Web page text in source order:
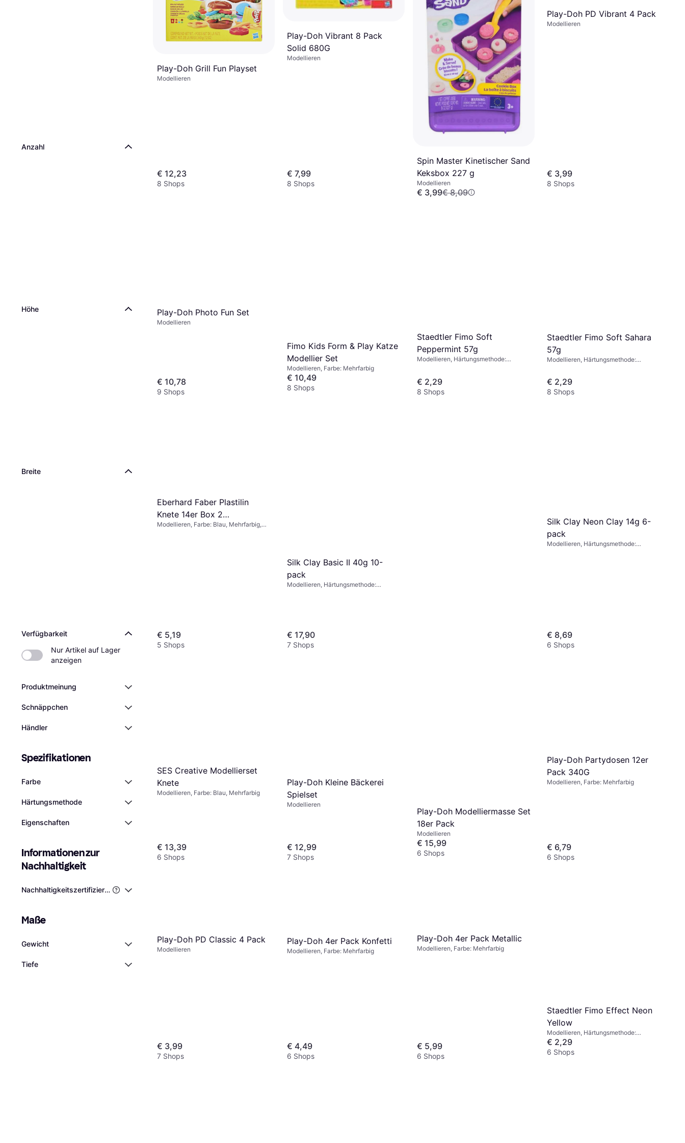
Anzahl
Höhe
Breite
Verfügbarkeit
Nur Artikel auf Lager
anzeigen
Produktmeinung
Schnäppchen
Händler
Spezifikationen
Farbe
Härtungsmethode
Eigenschaften
Informationen zur
Nachhaltigkeit
Nachhaltigkeitszertifizierungen von Drittanbietern
Maße
Gewicht
Tiefe
Play-Doh Grill Fun Playset
Modellieren
€ 12,23
8 Shops
Play-Doh Vibrant 8 Pack
Solid 680G
Modellieren
€ 7,99
8 Shops
Spin Master Kinetischer Sand
Keksbox 227 g
Modellieren
€ 3,99€ 8,09
Play-Doh PD Vibrant 4 Pack
Modellieren
€ 3,99
8 Shops
Play-Doh Photo Fun Set
Modellieren
€ 10,78
9 Shops
Fimo Kids Form & Play Katze
Modellier Set
Modellieren, Farbe: Mehrfarbig
€ 10,49
8 Shops
Staedtler Fimo Soft
Peppermint 57g
Modellieren, Härtungsmethode:
€ 2,29
8 Shops
Staedtler Fimo Soft Sahara
57g
Modellieren, Härtungsmethode:
€ 2,29
8 Shops
Eberhard Faber Plastilin
Knete 14er Box 2
Modellierstäbe
Modellieren, Farbe: Blau, Mehrfarbig,
€ 5,19
5 Shops
Silk Clay Basic II 40g 10-
pack
Modellieren, Härtungsmethode:
€ 17,90
7 Shops
Silk Clay Neon Clay 14g 6-
pack
Modellieren, Härtungsmethode:
€ 8,69
6 Shops
SES Creative Modellierset
Knete
Modellieren, Farbe: Blau, Mehrfarbig
€ 13,39
6 Shops
Play-Doh Kleine Bäckerei
Spielset
Modellieren
€ 12,99
7 Shops
Play-Doh Modelliermasse Set
18er Pack
Modellieren
€ 15,99
6 Shops
Play-Doh Partydosen 12er
Pack 340G
Modellieren, Farbe: Mehrfarbig
€ 6,79
6 Shops
Play-Doh PD Classic 4 Pack
Modellieren
€ 3,99
7 Shops
Play-Doh 4er Pack Konfetti
Modellieren, Farbe: Mehrfarbig
€ 4,49
6 Shops
Play-Doh 4er Pack Metallic
Modellieren, Farbe: Mehrfarbig
€ 5,99
6 Shops
Staedtler Fimo Effect Neon
Yellow
Modellieren, Härtungsmethode:
Backofen, Farbe: Gelb
€ 2,29
6 Shops